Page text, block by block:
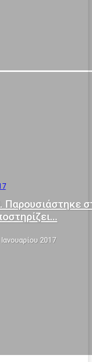
Παρουσιάστηκε
2017